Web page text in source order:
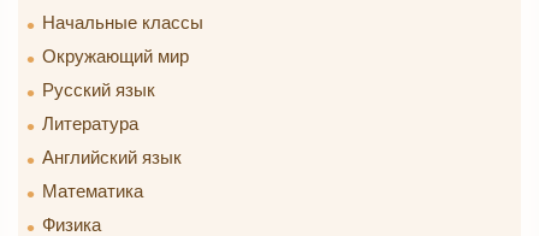
Начальные классы
Окружающий мир
Русский язык
Литература
Английский язык
Математика
Физика